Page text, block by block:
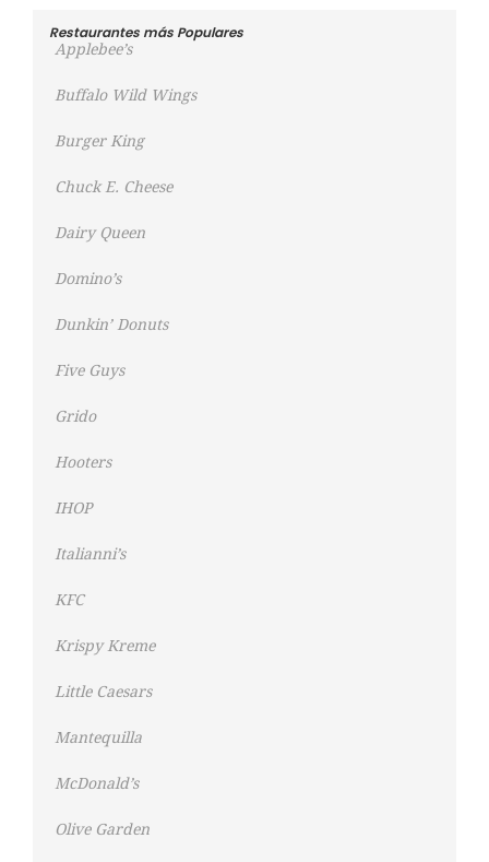
Restaurantes más Populares
Applebee’s
Buffalo Wild Wings
Burger King
Chuck E. Cheese
Dairy Queen
Domino’s
Dunkin’ Donuts
Five Guys
Grido
Hooters
IHOP
Italianni’s
KFC
Krispy Kreme
Little Caesars
Mantequilla
McDonald’s
Olive Garden